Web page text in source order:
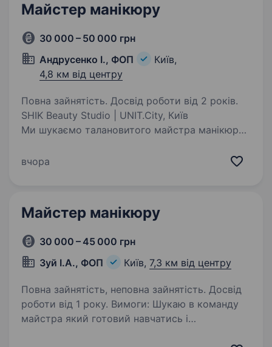
Майстер манікюру
30 000 – 50 000 грн
Андрусенко І., ФОП
Київ,
4,8 км від центру
Повна зайнятість. Досвід роботи від 2 років.
SHIK Beauty Studio | UNIT.City, Київ
Ми шукаємо талановитого майстра манікюру/
преміум-просторі з комфортними умовами,
вчора
Майстер манікюру
30 000 – 45 000 грн
Зуй І.А., ФОП
Київ, 7,3 км від центру
Повна зайнятість, неповна зайнятість. Досвід
роботи від 1 року. Вимоги: Шукаю в команду
майстра який готовий навчатись і